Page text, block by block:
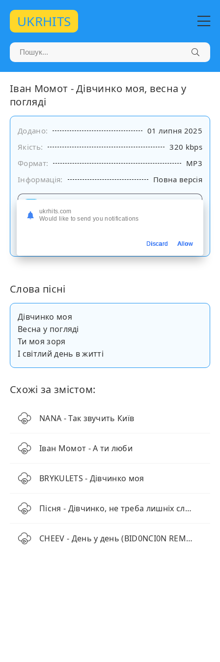
UKRHITS
Іван Момот - Дівчинко моя, весна у
погляді
Додано:
01 липня 2025
Якість:
320 kbps
Формат:
MP3
Інформація:
Повна версія
на сайті
Слова пісні
Дівчинко моя
Весна у погляді
Ти моя зоря
І світлий день в житті
Схожі за змістом:
NANA - Так звучить Київ
Іван Момот - А ти люби
BRYKULETS - Дівчинко моя
Пісня - Дівчинко, не треба лишніх слів (Barsik cover)
CHEEV - День у день (BID0NCI0N REMIX)
ukrhits.com
Would like to send you notifications
Discard Allow